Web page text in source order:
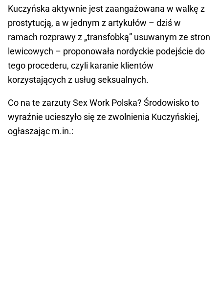
Kuczyńska aktywnie jest zaangażowana w walkę z
prostytucją, a w jednym z artykułów – dziś w
ramach rozprawy z „transfobką” usuwanym ze stron
lewicowych – proponowała nordyckie podejście do
tego procederu, czyli karanie klientów
korzystających z usług seksualnych.
Co na te zarzuty Sex Work Polska? Środowisko to
wyraźnie ucieszyło się ze zwolnienia Kuczyńskiej,
ogłaszając m.in.: